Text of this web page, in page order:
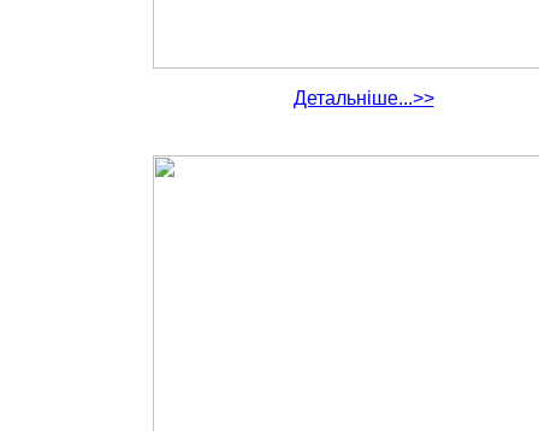
Детальніше...>>